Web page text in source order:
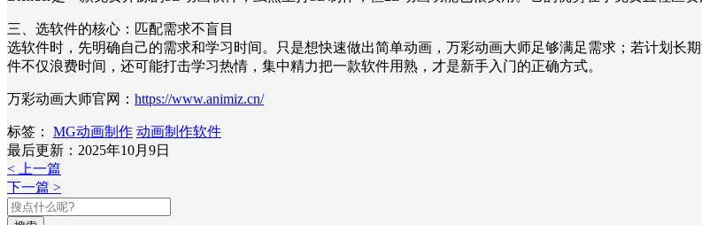
三、选软件的核心：匹配需求不盲目
选软件时，先明确自己的需求和学习时间。只是想快速做出简单动画，万彩动画大师足够满足需求；若计划长
件不仅浪费时间，还可能打击学习热情，集中精力把一款软件用熟，才是新手入门的正确方式。
万彩动画大师官网： https://www.animiz.cn/
标签： MG动画制作 动画制作软件
最后更新：2025年10月9日
< 上一篇
下一篇 >